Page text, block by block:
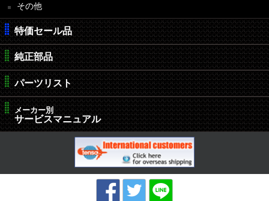
その他
特価セール品
純正部品
パーツリスト
メーカー別
サービスマニュアル